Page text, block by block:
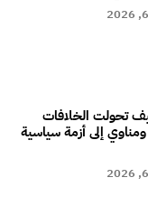
تحولت الخلافات
ومناوي إلى أزمة سياسية